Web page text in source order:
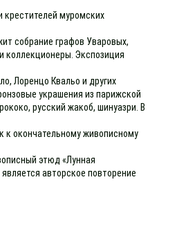
муромских
собрание графов Уваровых,
коллекционеры. Экспозиция
Лоренцо Квальо и других
украшения из парижской
русский жакоб, шинуазри. В
к окончательному живописному
этюд «Лунная
авторское повторение